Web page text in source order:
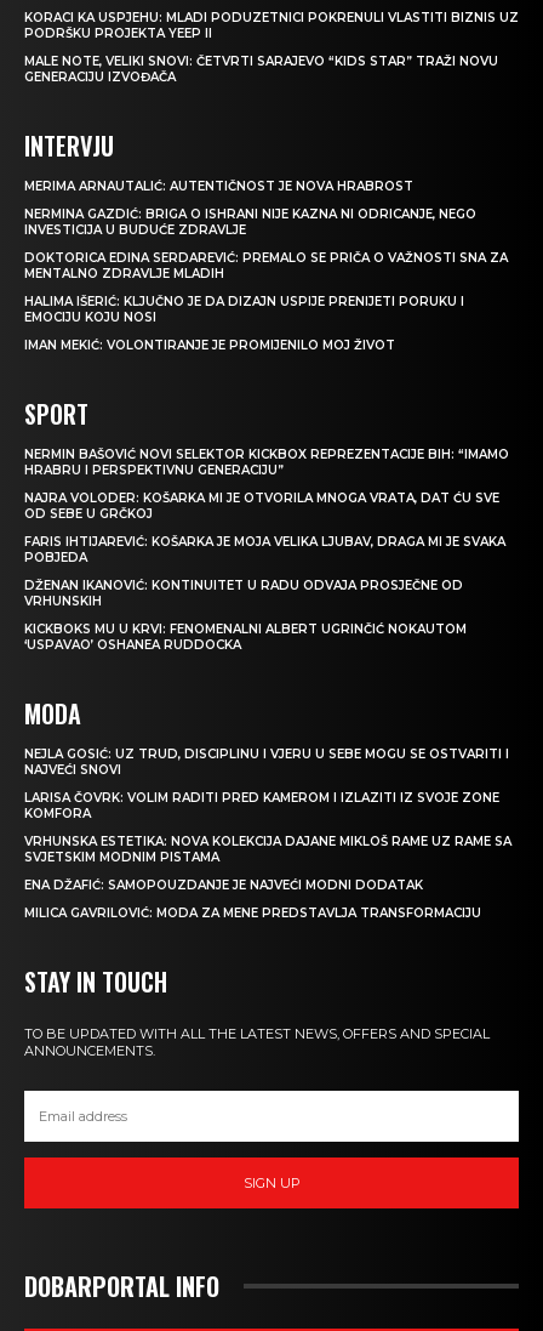
KORACI KA USPJEHU: MLADI PODUZETNICI POKRENULI VLASTITI BIZNIS UZ
PODRŠKU PROJEKTA YEEP II
MALE NOTE, VELIKI SNOVI: ČETVRTI SARAJEVO “KIDS STAR” TRAŽI NOVU
GENERACIJU IZVOĐAČA
INTERVJU
MERIMA ARNAUTALIĆ: AUTENTIČNOST JE NOVA HRABROST
NERMINA GAZDIĆ: BRIGA O ISHRANI NIJE KAZNA NI ODRICANJE, NEGO
INVESTICIJA U BUDUĆE ZDRAVLJE
DOKTORICA EDINA SERDAREVIĆ: PREMALO SE PRIČA O VAŽNOSTI SNA ZA
MENTALNO ZDRAVLJE MLADIH
HALIMA IŠERIĆ: KLJUČNO JE DA DIZAJN USPIJE PRENIJETI PORUKU I
EMOCIJU KOJU NOSI
IMAN MEKIĆ: VOLONTIRANJE JE PROMIJENILO MOJ ŽIVOT
SPORT
NERMIN BAŠOVIĆ NOVI SELEKTOR KICKBOX REPREZENTACIJE BIH: “IMAMO
HRABRU I PERSPEKTIVNU GENERACIJU”
NAJRA VOLODER: KOŠARKA MI JE OTVORILA MNOGA VRATA, DAT ĆU SVE
OD SEBE U GRČKOJ
FARIS IHTIJAREVIĆ: KOŠARKA JE MOJA VELIKA LJUBAV, DRAGA MI JE SVAKA
POBJEDA
DŽENAN IKANOVIĆ: KONTINUITET U RADU ODVAJA PROSJEČNE OD
VRHUNSKIH
KICKBOKS MU U KRVI: FENOMENALNI ALBERT UGRINČIĆ NOKAUTOM
‘USPAVAO’ OSHANEA RUDDOCKA
MODA
NEJLA GOSIĆ: UZ TRUD, DISCIPLINU I VJERU U SEBE MOGU SE OSTVARITI I
NAJVEĆI SNOVI
LARISA ČOVRK: VOLIM RADITI PRED KAMEROM I IZLAZITI IZ SVOJE ZONE
KOMFORA
VRHUNSKA ESTETIKA: NOVA KOLEKCIJA DAJANE MIKLOŠ RAME UZ RAME SA
SVJETSKIM MODNIM PISTAMA
ENA DŽAFIĆ: SAMOPOUZDANJE JE NAJVEĆI MODNI DODATAK
MILICA GAVRILOVIĆ: MODA ZA MENE PREDSTAVLJA TRANSFORMACIJU
STAY IN TOUCH
TO BE UPDATED WITH ALL THE LATEST NEWS, OFFERS AND SPECIAL
ANNOUNCEMENTS.
SIGN UP
DOBARPORTAL INFO